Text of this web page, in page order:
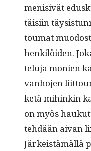
meni­sivät
täisi­in
toumat
henkilöi­den.
telu­ja monien
van­ho­jen
ketä mihinkin
on myös
tehdään aivan
Järkeistämäl­lä